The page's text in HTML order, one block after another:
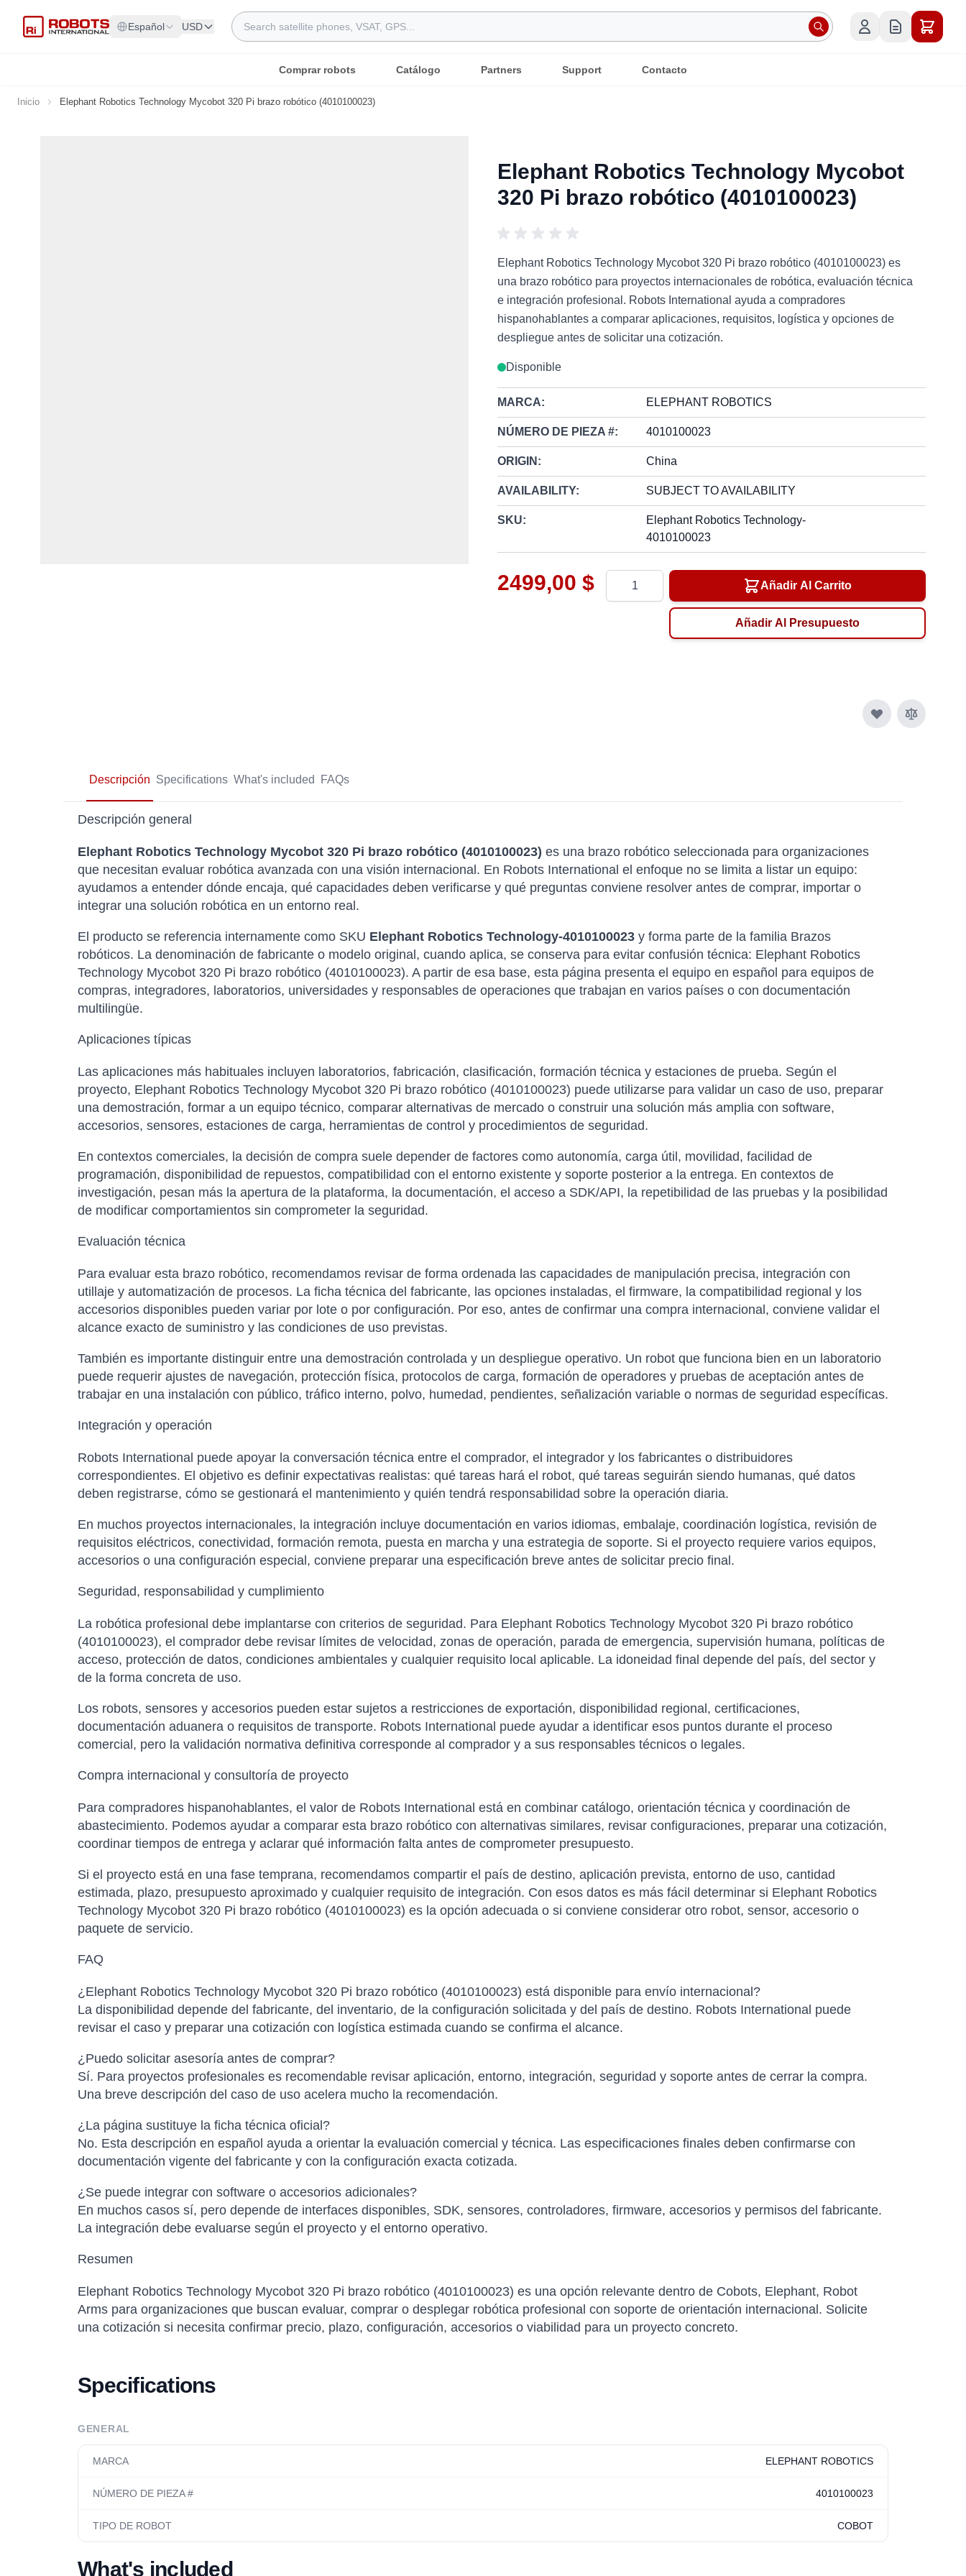
Español USD
Search
Comprar robots Catálogo Partners Support Contacto
Inicio Elephant Robotics Technology Mycobot 320 Pi brazo robótico (4010100023)
Elephant Robotics Technology Mycobot
320 Pi brazo robótico (4010100023)
Elephant Robotics Technology Mycobot 320 Pi brazo robótico (4010100023) es
una brazo robótico para proyectos internacionales de robótica, evaluación técnica
e integración profesional. Robots International ayuda a compradores
hispanohablantes a comparar aplicaciones, requisitos, logística y opciones de
despliegue antes de solicitar una cotización.
Disponible
MARCA: ELEPHANT ROBOTICS
NÚMERO DE PIEZA #: 4010100023
ORIGIN: China
AVAILABILITY: SUBJECT TO AVAILABILITY
SKU:
Elephant Robotics Technology-
4010100023
2499,00 $ Añadir Al Carrito
Añadir Al Presupuesto
Descripción Specifications What's included FAQs
Descripción general
Elephant Robotics Technology Mycobot 320 Pi brazo robótico (4010100023) es una brazo robótico seleccionada para organizaciones
que necesitan evaluar robótica avanzada con una visión internacional. En Robots International el enfoque no se limita a listar un equipo:
ayudamos a entender dónde encaja, qué capacidades deben verificarse y qué preguntas conviene resolver antes de comprar, importar o
integrar una solución robótica en un entorno real.
El producto se referencia internamente como SKU Elephant Robotics Technology-4010100023 y forma parte de la familia Brazos
robóticos. La denominación de fabricante o modelo original, cuando aplica, se conserva para evitar confusión técnica: Elephant Robotics
Technology Mycobot 320 Pi brazo robótico (4010100023). A partir de esa base, esta página presenta el equipo en español para equipos de
compras, integradores, laboratorios, universidades y responsables de operaciones que trabajan en varios países o con documentación
multilingüe.
Aplicaciones típicas
Las aplicaciones más habituales incluyen laboratorios, fabricación, clasificación, formación técnica y estaciones de prueba. Según el
proyecto, Elephant Robotics Technology Mycobot 320 Pi brazo robótico (4010100023) puede utilizarse para validar un caso de uso, preparar
una demostración, formar a un equipo técnico, comparar alternativas de mercado o construir una solución más amplia con software,
accesorios, sensores, estaciones de carga, herramientas de control y procedimientos de seguridad.
En contextos comerciales, la decisión de compra suele depender de factores como autonomía, carga útil, movilidad, facilidad de
programación, disponibilidad de repuestos, compatibilidad con el entorno existente y soporte posterior a la entrega. En contextos de
investigación, pesan más la apertura de la plataforma, la documentación, el acceso a SDK/API, la repetibilidad de las pruebas y la posibilidad
de modificar comportamientos sin comprometer la seguridad.
Evaluación técnica
Para evaluar esta brazo robótico, recomendamos revisar de forma ordenada las capacidades de manipulación precisa, integración con
utillaje y automatización de procesos. La ficha técnica del fabricante, las opciones instaladas, el firmware, la compatibilidad regional y los
accesorios disponibles pueden variar por lote o por configuración. Por eso, antes de confirmar una compra internacional, conviene validar el
alcance exacto de suministro y las condiciones de uso previstas.
También es importante distinguir entre una demostración controlada y un despliegue operativo. Un robot que funciona bien en un laboratorio
puede requerir ajustes de navegación, protección física, protocolos de carga, formación de operadores y pruebas de aceptación antes de
trabajar en una instalación con público, tráfico interno, polvo, humedad, pendientes, señalización variable o normas de seguridad específicas.
Integración y operación
Robots International puede apoyar la conversación técnica entre el comprador, el integrador y los fabricantes o distribuidores
correspondientes. El objetivo es definir expectativas realistas: qué tareas hará el robot, qué tareas seguirán siendo humanas, qué datos
deben registrarse, cómo se gestionará el mantenimiento y quién tendrá responsabilidad sobre la operación diaria.
En muchos proyectos internacionales, la integración incluye documentación en varios idiomas, embalaje, coordinación logística, revisión de
requisitos eléctricos, conectividad, formación remota, puesta en marcha y una estrategia de soporte. Si el proyecto requiere varios equipos,
accesorios o una configuración especial, conviene preparar una especificación breve antes de solicitar precio final.
Seguridad, responsabilidad y cumplimiento
La robótica profesional debe implantarse con criterios de seguridad. Para Elephant Robotics Technology Mycobot 320 Pi brazo robótico
(4010100023), el comprador debe revisar límites de velocidad, zonas de operación, parada de emergencia, supervisión humana, políticas de
acceso, protección de datos, condiciones ambientales y cualquier requisito local aplicable. La idoneidad final depende del país, del sector y
de la forma concreta de uso.
Los robots, sensores y accesorios pueden estar sujetos a restricciones de exportación, disponibilidad regional, certificaciones,
documentación aduanera o requisitos de transporte. Robots International puede ayudar a identificar esos puntos durante el proceso
comercial, pero la validación normativa definitiva corresponde al comprador y a sus responsables técnicos o legales.
Compra internacional y consultoría de proyecto
Para compradores hispanohablantes, el valor de Robots International está en combinar catálogo, orientación técnica y coordinación de
abastecimiento. Podemos ayudar a comparar esta brazo robótico con alternativas similares, revisar configuraciones, preparar una cotización,
coordinar tiempos de entrega y aclarar qué información falta antes de comprometer presupuesto.
Si el proyecto está en una fase temprana, recomendamos compartir el país de destino, aplicación prevista, entorno de uso, cantidad
estimada, plazo, presupuesto aproximado y cualquier requisito de integración. Con esos datos es más fácil determinar si Elephant Robotics
Technology Mycobot 320 Pi brazo robótico (4010100023) es la opción adecuada o si conviene considerar otro robot, sensor, accesorio o
paquete de servicio.
FAQ
¿Elephant Robotics Technology Mycobot 320 Pi brazo robótico (4010100023) está disponible para envío internacional?
La disponibilidad depende del fabricante, del inventario, de la configuración solicitada y del país de destino. Robots International puede
revisar el caso y preparar una cotización con logística estimada cuando se confirma el alcance.
¿Puedo solicitar asesoría antes de comprar?
Sí. Para proyectos profesionales es recomendable revisar aplicación, entorno, integración, seguridad y soporte antes de cerrar la compra.
Una breve descripción del caso de uso acelera mucho la recomendación.
¿La página sustituye la ficha técnica oficial?
No. Esta descripción en español ayuda a orientar la evaluación comercial y técnica. Las especificaciones finales deben confirmarse con
documentación vigente del fabricante y con la configuración exacta cotizada.
¿Se puede integrar con software o accesorios adicionales?
En muchos casos sí, pero depende de interfaces disponibles, SDK, sensores, controladores, firmware, accesorios y permisos del fabricante.
La integración debe evaluarse según el proyecto y el entorno operativo.
Resumen
Elephant Robotics Technology Mycobot 320 Pi brazo robótico (4010100023) es una opción relevante dentro de Cobots, Elephant, Robot
Arms para organizaciones que buscan evaluar, comprar o desplegar robótica profesional con soporte de orientación internacional. Solicite
una cotización si necesita confirmar precio, plazo, configuración, accesorios o viabilidad para un proyecto concreto.
Specifications
GENERAL
MARCA ELEPHANT ROBOTICS
NÚMERO DE PIEZA # 4010100023
TIPO DE ROBOT COBOT
What's included